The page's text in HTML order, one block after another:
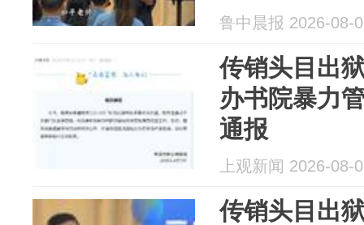
鲁中晨报 2026-08-
传销头目出
办书院暴力
通报
上观新闻 2026-08-
传销头目出